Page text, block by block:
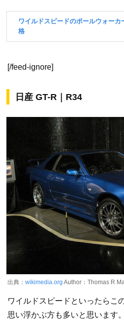
[/feed-ignore]
日産 GT-R｜R34
出典： wikimedia.org Author：Thomas R
ワイルドスピードといったらこ
思い浮かぶ方も多いと思います